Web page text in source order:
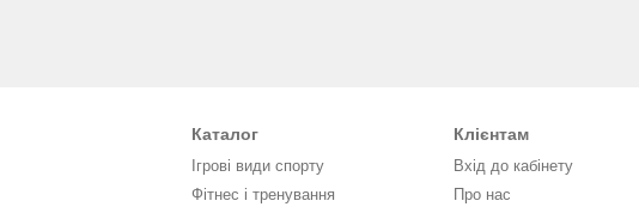
Каталог
Ігрові види спорту
Фітнес і тренування
Клієнтам
Вхід до кабінету
Про нас